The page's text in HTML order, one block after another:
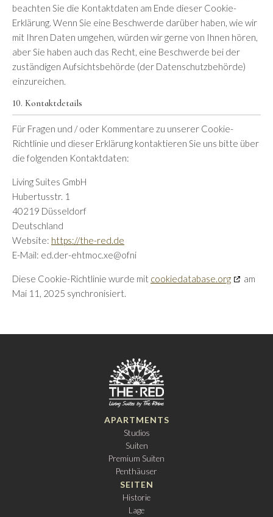
beachten Sie die Kontaktdaten am Ende dieser Cookie-
Erklärung. Wenn Sie eine Beschwerde darüber haben, wie wir
mit Ihren Daten umgehen, würden wir gerne von Ihnen hören,
aber Sie haben auch das Recht, eine Beschwerde bei der
zuständigen Aufsichtsbehörde (der Datenschutzbehörde)
einzureichen.
10. Kontaktdetails
Für Fragen und / oder Kommentare zu unserer Cookie-
Richtlinie und dieser Erklärung kontaktieren Sie uns bitte über
die folgenden Kontaktdaten:
Living Suites GmbH
Hubertusstr. 1
40219 Düsseldorf
Deutschland
Website: https://the-red.de
E-Mail:
info@
ex.com
the-red.de
Diese Cookie-Richtlinie wurde mit cookiedatabase.org
am
Mai 11, 2025 synchronisiert.
APARTMENTS
Studios
Suiten
Premium Suiten
Penthäuser
SEITEN
Historie
Lage